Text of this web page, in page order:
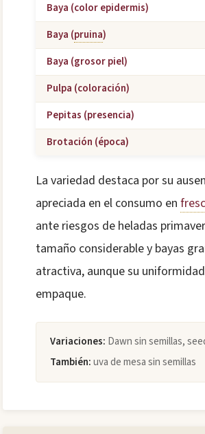
Baya (color epidermis)
Baya (pruina)
Baya (grosor piel)
Pulpa (coloración)
Pepitas (presencia)
Brotación (época)
La variedad destaca por su
apreciada en el consumo en
ante riesgos de heladas
tamaño considerable y bayas
atractiva, aunque su
empaque.
Variaciones: Dawn sin semillas,
También:uva de mesa sin semillas